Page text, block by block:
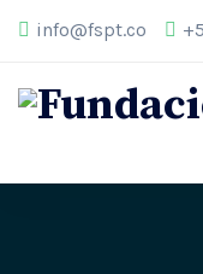
info@fspt.co